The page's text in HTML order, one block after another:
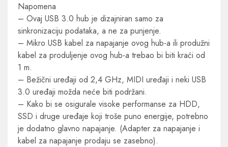
Napomena
– Ovaj USB 3.0 hub je dizajniran samo za
sinkronizaciju podataka, a ne za punjenje.
– Mikro USB kabel za napajanje ovog hub-a ili produžni
kabel za produljenje ovog hub-a trebao bi biti kraći od
1 m.
– Bežični uređaji od 2,4 GHz, MIDI uređaji i neki USB
3.0 uređaji možda neće biti podržani.
– Kako bi se osigurale visoke performanse za HDD,
SSD i druge uređaje koji troše puno energije, potrebno
je dodatno glavno napajanje. (Adapter za napajanje i
kabel za napajanje prodaju se zasebno).